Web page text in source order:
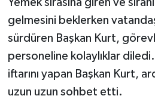
Yemek sırasına giren ve
gelmesini beklerken
sürdüren Başkan Kurt,
personeline kolaylıklar
iftarını yapan Başkan Kurt,
uzun uzun sohbet etti.